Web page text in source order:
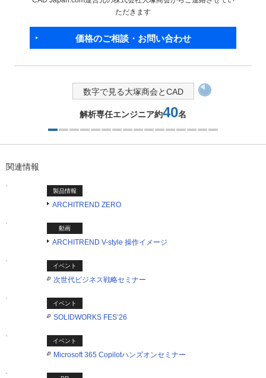
ただきます
価格のご相談・お問い合わせ
数字で見る大塚商会とCAD
解析専任エンジニア約40名
関連情報
製品情報
ARCHITREND ZERO
動画
ARCHITREND V-style 操作イメージ
イベント
次世代ビジネス戦略セミナー
イベント
SOLIDWORKS FES’26
イベント
Microsoft 365 Copilotハンズオンセミナー